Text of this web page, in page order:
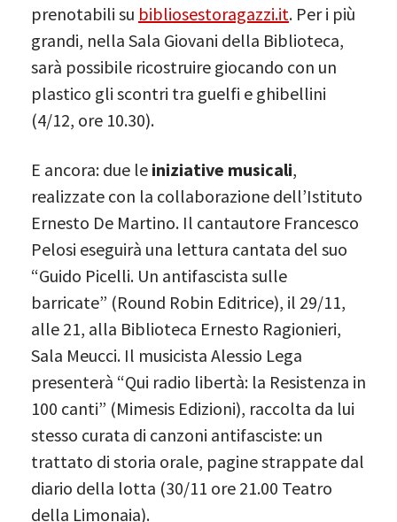
prenotabili su bibliosestoragazzi.it. Per i più
grandi, nella Sala Giovani della Biblioteca,
sarà possibile ricostruire giocando con un
plastico gli scontri tra guelfi e ghibellini
(4/12, ore 10.30).
E ancora: due le iniziative musicali,
realizzate con la collaborazione dell’Istituto
Ernesto De Martino. Il cantautore Francesco
Pelosi eseguirà una lettura cantata del suo
“Guido Picelli. Un antifascista sulle
barricate” (Round Robin Editrice), il 29/11,
alle 21, alla Biblioteca Ernesto Ragionieri,
Sala Meucci. Il musicista Alessio Lega
presenterà “Qui radio libertà: la Resistenza in
100 canti” (Mimesis Edizioni), raccolta da lui
stesso curata di canzoni antifasciste: un
trattato di storia orale, pagine strappate dal
diario della lotta (30/11 ore 21.00 Teatro
della Limonaia).